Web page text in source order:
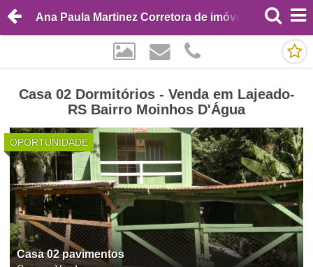
Ana Paula Martinez Corretora de imóveis
Casa 02 Dormitórios - Venda em Lajeado-
RS Bairro Moinhos D'Água
OPORTUNIDADE
Casa 02 pavimentos